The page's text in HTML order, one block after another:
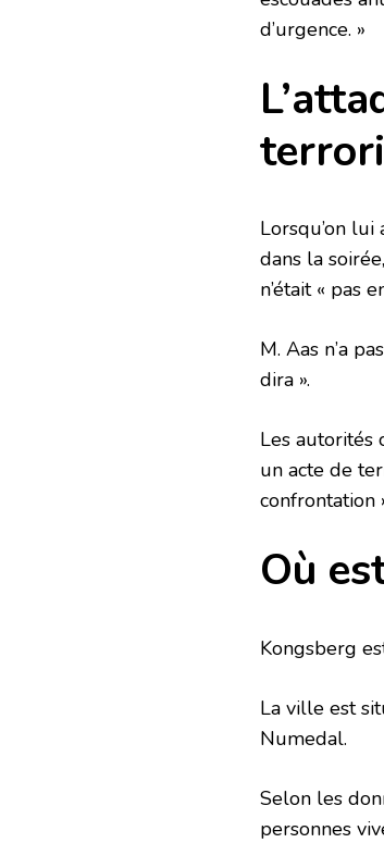
d’urgence. »
Lorsqu’on
dans la
n’était « pas
M. Aas n’a
dira ».
Les autorités
un acte de
confrontation
Où
Kongsberg
La ville est
Numedal.
Selon les
personnes